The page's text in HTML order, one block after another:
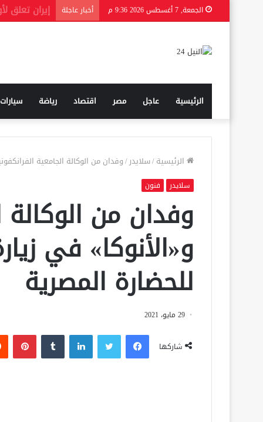
الجمعة, 7 أغسطس 2026 9:36 م أخبار عاجلة اتفاقية
الرئيسية عاجل مصر اقتصاد رياضة سيارات
الرئيسية/سلايدر/وفدان من الوكالة الجامعية
سلايدر فنون
وفدان من الوكالة
و«الأنوكا» في
للحضارة المصرية
29 مايو، 2021
شاركها
فيسبوك لينكدإن بينتيريست